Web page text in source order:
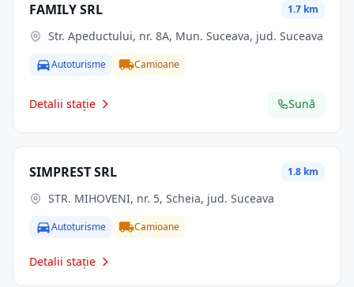
FAMILY SRL 1.7 km
Str. Apeductului, nr. 8A, Mun. Suceava, jud. Suceava
Autoturisme Camioane
Detalii stație Sună
SIMPREST SRL 1.8 km
STR. MIHOVENI, nr. 5, Scheia, jud. Suceava
Autoturisme Camioane
Detalii stație